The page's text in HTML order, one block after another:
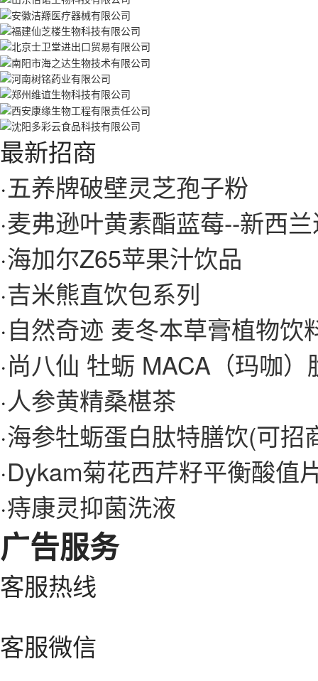
最新招商
·五养牌破壁灵芝孢子粉
·麦弗逊叶黄素酯蓝莓--新西
·海加尔Z65苹果汁饮品
·吉米熊直饮包系列
·自然奇迹 麦冬本草膏植物饮
·尚八仙 牡蛎 MACA（玛咖）
·人参黄精桑椹茶
·海参牡蛎蛋白肽特膳饮(可招
·Dykam菊花西芹籽平衡酸值
·痔康灵抑菌洗液
广告服务
客服热线
客服微信